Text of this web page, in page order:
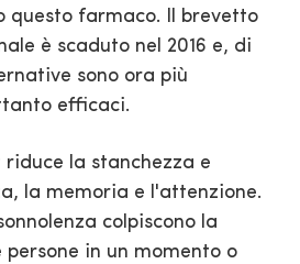
questo farmaco. Il brevetto
è scaduto nel 2016 e, di
sono ora più
efficaci.
la stanchezza e
la memoria e l'attenzione.
colpiscono la
in un momento o